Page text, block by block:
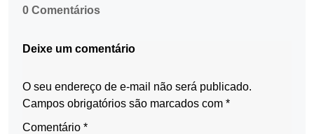
0 Comentários
Deixe um comentário
O seu endereço de e-mail não será publicado.
Campos obrigatórios são marcados com *
Comentário *